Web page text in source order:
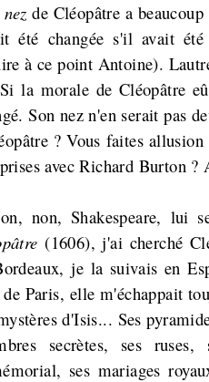
nez de Cléopâtre a
été changée s'il avait
à ce point Antoine).
la morale de Cléopâtre
Son nez n'en serait pas
? Vous faites
avec Richard Burton
non, Shakespeare, lui
(1606), j'ai cherché
je la suivais en
de Paris, elle m'échappait
d'Isis... Ses
secrètes, ses
ses mariages